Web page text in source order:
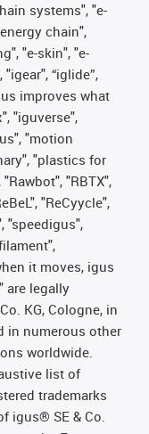
systems", "e-
chain",
"e-skin", "e-
“iglide”,
improves what
"iguverse",
"motion
"plastics for
"RBTX",
"ReCyycle",
"speedigus",
it moves, igus
are legally
KG, Cologne, in
in numerous other
worldwide.
list of
trademarks
igus® SE & Co.